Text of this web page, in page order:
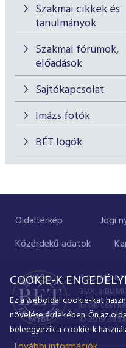
Szakmai cikkek és
tanulmányok
Szakmai fórumok,
előadások
Sajtókapcsolat
Imázs fotók
BÉT logók
Oldaltérkép Jogi
Közérdekű adatok
A portálon
BUX, a
15 perccel
© 2019
COOKIE-K
Ez a weboldal cookie-kat
növelése érdekében. Ön az
beleegyezik a cookie-k